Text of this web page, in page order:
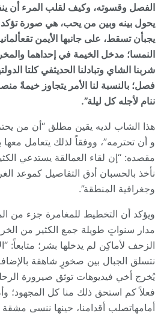
الفصل وقسوته، وكيف لقلب المرء أن
يحول بينه وبين من يحب، هي صورة تؤكد
يجبأن تسقط، على جانبها الأيمن
النمسا؛ مدخل الخيمة في إحداهما
شربنا الشاي وتبادلنا الحديثفي كلتا
فصل؛ بالنسبة لنا الأمر يتجاوز خيمةً
ننام لأجله كل ليلة”.
هذا الشاب لديه يقين مطلق “أن من
و أن تحترمه”، ووفقاً لذلك يتعامل
مقصده: “إن لقاء العمالقة يستدعي
نأخذ بالحسبان أدق التفاصيل كموعد
وجغرافية المنطقة”.
ويؤكد أن التخطيط للمغامرة جزء من
مدار سنواتٍ طويلة جمع الكثير من
الزحف لأماكِن لم يدخلها بشر؛ متابعاً:
نتسلق الجبال بين صخورٍ شاهقة
يُخرج أخي فيديوهات توثق صيرورة
فعلاً كم استحق ذلك منا كل المجهود؛
أمامهاتصلب أقدامنا، حينها ننسى